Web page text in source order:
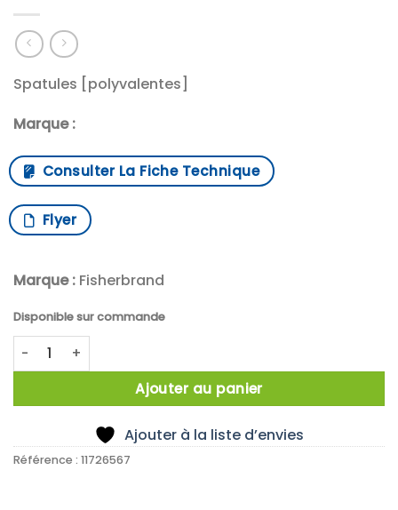
Spatules [polyvalentes]
Marque :
Consulter La Fiche Technique
Flyer
Marque : Fisherbrand
Disponible sur commande
quantité de SPATULE CUILLIERE NICKEL 150MM
Ajouter au panier
Ajouter à la liste d’envies
Référence : 11726567